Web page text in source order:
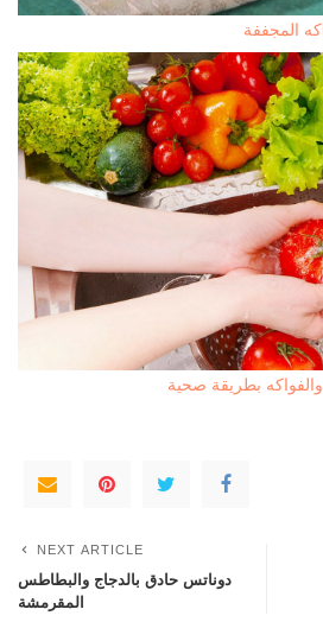
المجففة
بطريقة صحية
NEXT ARTICLE
دوناتس حادق بالدجاج والبطاطس
المقرمشة